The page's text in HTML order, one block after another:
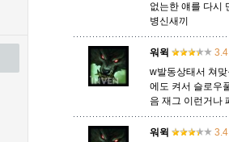
엘리스 오공
우르곳 워윅 유나
자이라 자크 자헨
없는한 얘를 다시
병신새끼
워윅
3.4
w발동상태서 쳐
에도 켜서 슬로우
음 재그 이런거나
워윅
3.4